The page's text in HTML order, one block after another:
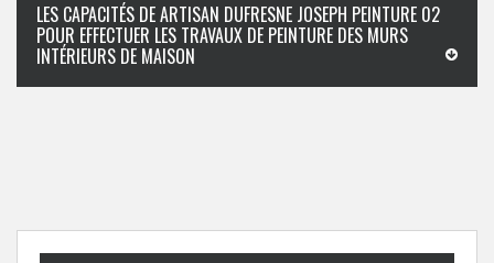
LES CAPACITÉS DE ARTISAN DUFRESNE JOSEPH PEINTURE 02
POUR EFFECTUER LES TRAVAUX DE PEINTURE DES MURS
INTÉRIEURS DE MAISON